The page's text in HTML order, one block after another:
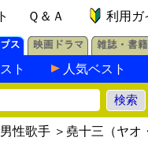
Ｑ＆Ａ 利用ガ
ト 人気ベスト
性歌手 ＞ 堯十三（ヤオ